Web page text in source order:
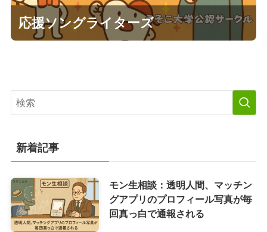
応援ソングライターズ
新着記事
モン生相談：透明人間、マッチン
グアプリのプロフィール写真が毎
回真っ白で通報される